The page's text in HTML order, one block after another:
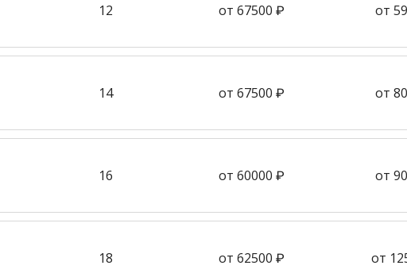
12 от 67500 ₽ от 59
14 от 67500 ₽ от
16 от 60000 ₽ от 90
18 от 62500 ₽ от